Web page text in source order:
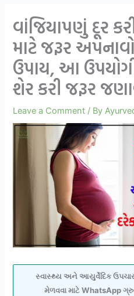
વાંજિયાપણું દૂર
માટે જરૂર
ઉપાય, આ
શેર કરી જરૂર
Leave a Comment / By
સ્વાસ્થ્ય અને આયુર્વેદિક ઉપચાર
મેળવવા માટે WhatsApp